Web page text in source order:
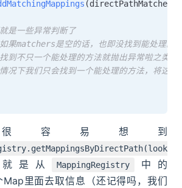
(directPathMatches
是一些异常判断了
果matchers是空的话，也即没找到能处理的
到不只一个能处理的方法就抛出异常啦之类的
况下我们只会找到一个能处理的方法，将这个
容易想到
是从 MappingRegistry 中的
Map里面去取信息（还记得吗，我们